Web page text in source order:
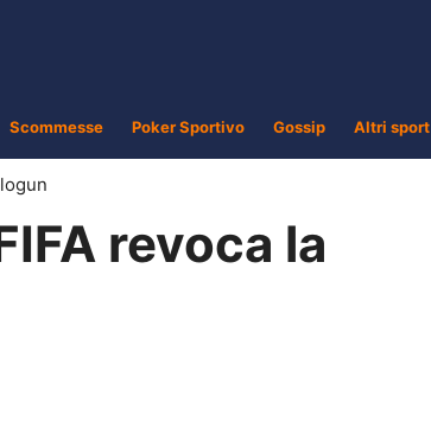
Scommesse Poker Sportivo Gossip Altri sport
revoca la